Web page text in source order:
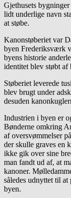
Gjethusets
lidt underlige navn
at støbe.
Kanonstøberiet var
byen Frederiksværk
byens historie
identitet blev støbt af
Støberiet leverede
blev brugt under
desuden
Industrien i byen er
Bønderne omkring
af oversvømmelser
der skulle graves en
ikke gik over sine
man fandt ud af, at
kanoner.
således udnyttet til
byen.